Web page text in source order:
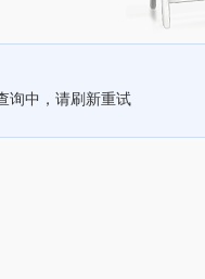
询中，请刷新重试